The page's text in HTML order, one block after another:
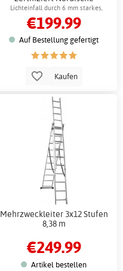
Hemlocktanne
Lichteinfall durch 6 mm starkes,
gehärtetes Klarglas
€199.99
Auf Bestellung gefertigt
Kaufen
Mehrzweckleiter 3x12 Stufen
8,38 m
€249.99
Artikel bestellen